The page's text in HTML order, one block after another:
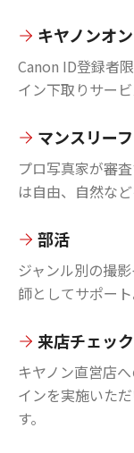
キヤノンオ
Canon ID登録者
イン下取りサービ
マンスリー
プロ写真家が審
は自由、自然など
部活
ジャンル別の撮
師としてサポート
来店チェッ
キヤノン直営店
インを実施いた
す。